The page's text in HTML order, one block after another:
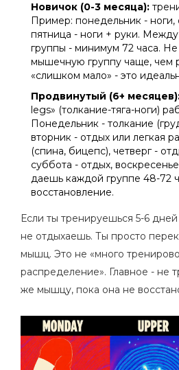
Новичок (0-3 месяца):
Пример: понедельник - ноги,
пятница - ноги + руки.
группы - минимум 72 часа.
мышечную группу чаще, чем
«слишком мало» - это
Продвинутый (6+
legs» (толкание-тяга-ноги)
Понедельник - толкание
вторник - отдых или легкая
(спина, бицепс), четверг -
суббота - отдых,
даешь каждой группе 48-72
восстановление.
Если ты тренируешься 5-6
не отдыхаешь. Ты просто
мышц. Это не «много
распределение». Главное - не
же мышцу, пока она не